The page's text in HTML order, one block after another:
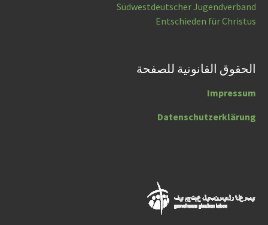
Südwestdeutscher Jugendverband
Entschieden für Christus
الحقوق القانونية للصفحة
Impressum
Datenschutzerklärung